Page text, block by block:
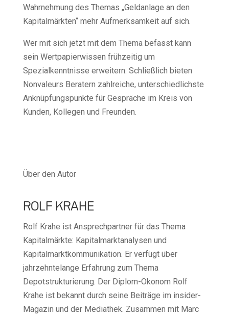
Wahrnehmung des Themas „Geldanlage an den
Kapitalmärkten“ mehr Aufmerksamkeit auf sich.
Wer mit sich jetzt mit dem Thema befasst kann
sein Wertpapierwissen frühzeitig um
Spezialkenntnisse erweitern. Schließlich bieten
Nonvaleurs Beratern zahlreiche, unterschiedlichste
Anknüpfungspunkte für Gespräche im Kreis von
Kunden, Kollegen und Freunden.
Über den Autor
ROLF KRAHE
Rolf Krahe ist Ansprechpartner für das Thema
Kapitalmärkte: Kapitalmarktanalysen und
Kapitalmarktkommunikation. Er verfügt über
jahrzehntelange Erfahrung zum Thema
Depotstrukturierung. Der Diplom-Ökonom Rolf
Krahe ist bekannt durch seine Beiträge im insider-
Magazin und der Mediathek. Zusammen mit Marc